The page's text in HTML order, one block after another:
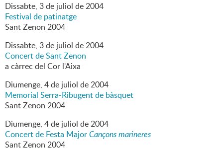
Dissabte, 3de juliol de2004
Festival de patinatge
Sant Zenon 2004
Dissabte, 3de juliol de2004
Concert de Sant Zenon
a càrrec del Cor l'Aixa
Diumenge, 4de juliol de2004
Memorial Serra-Ribugent de bàsquet
Sant Zenon 2004
Diumenge, 4de juliol de2004
Concert de Festa MajorCançons marineres
Sant Zenon 2004